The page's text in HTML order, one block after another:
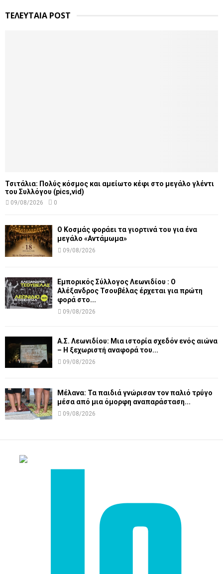
ΤΕΛΕΥΤΑΙΑ POST
Τσιτάλια: Πολύς κόσμος και αμείωτο κέφι στο μεγάλο γλέντι
του Συλλόγου (pics,vid)
09/08/2026 0
Ο Κοσμάς φοράει τα γιορτινά του για ένα
μεγάλο «Αντάμωμα»
09/08/2026
Εμπορικός Σύλλογος Λεωνιδίου : Ο
Αλέξανδρος Τσουβέλας έρχεται για πρώτη
φορά στο...
09/08/2026
Α.Σ. Λεωνιδίου: Μια ιστορία σχεδόν ενός αιώνα
– Η ξεχωριστή αναφορά του...
09/08/2026
Μέλανα: Τα παιδιά γνώρισαν τον παλιό τρύγο
μέσα από μια όμορφη αναπαράσταση...
09/08/2026